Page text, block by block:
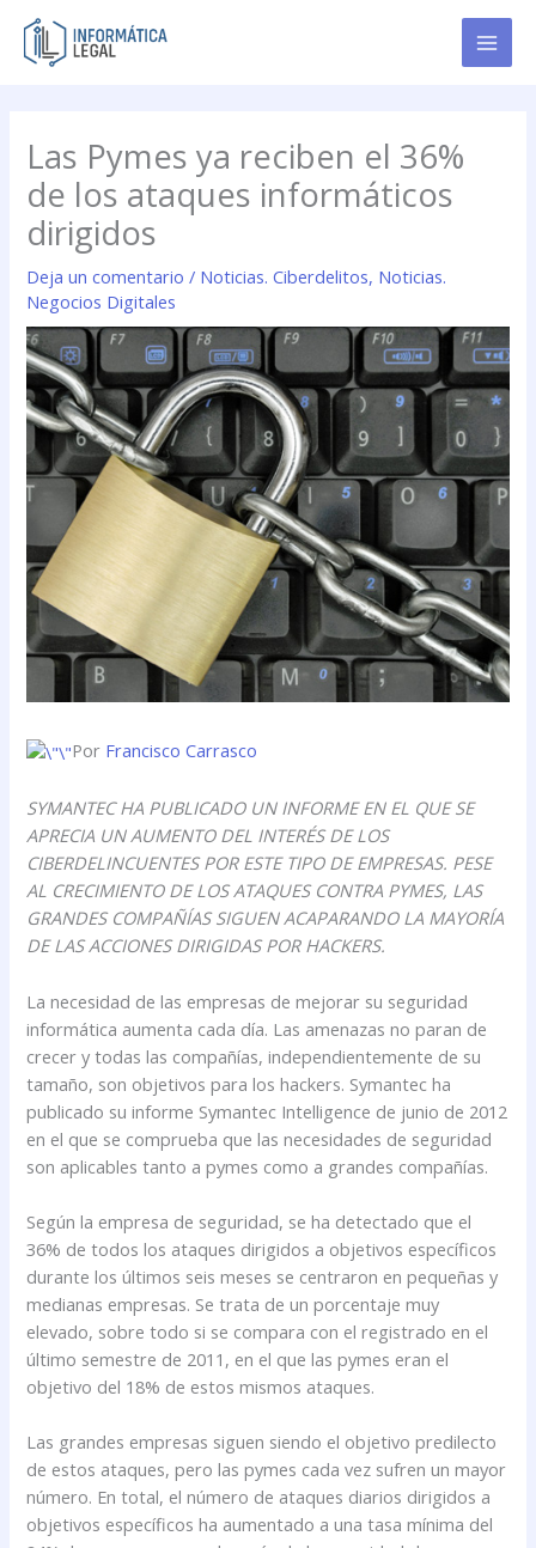
contenido
Las Pymes ya reciben el 36%
de los ataques informáticos
dirigidos
Deja un comentario / Noticias. Ciberdelitos, Noticias.
Negocios Digitales
Por Francisco Carrasco
SYMANTEC HA PUBLICADO UN INFORME EN EL QUE SE
APRECIA UN AUMENTO DEL INTERÉS DE LOS
CIBERDELINCUENTES POR ESTE TIPO DE EMPRESAS. PESE
AL CRECIMIENTO DE LOS ATAQUES CONTRA PYMES, LAS
GRANDES COMPAÑÍAS SIGUEN ACAPARANDO LA MAYORÍA
DE LAS ACCIONES DIRIGIDAS POR HACKERS.
La necesidad de las empresas de mejorar su seguridad
informática aumenta cada día. Las amenazas no paran de
crecer y todas las compañías, independientemente de su
tamaño, son objetivos para los hackers. Symantec ha
publicado su informe Symantec Intelligence de junio de 2012
en el que se comprueba que las necesidades de seguridad
son aplicables tanto a pymes como a grandes compañías.
Según la empresa de seguridad, se ha detectado que el
36% de todos los ataques dirigidos a objetivos específicos
durante los últimos seis meses se centraron en pequeñas y
medianas empresas. Se trata de un porcentaje muy
elevado, sobre todo si se compara con el registrado en el
último semestre de 2011, en el que las pymes eran el
objetivo del 18% de estos mismos ataques.
Las grandes empresas siguen siendo el objetivo predilecto
de estos ataques, pero las pymes cada vez sufren un mayor
número. En total, el número de ataques diarios dirigidos a
objetivos específicos ha aumentado a una tasa mínima del